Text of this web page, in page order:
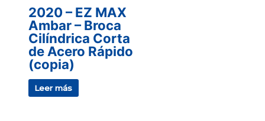
2020 – EZ MAX
Ambar – Broca
Cilíndrica Corta
de Acero Rápido
(copia)
Leer más